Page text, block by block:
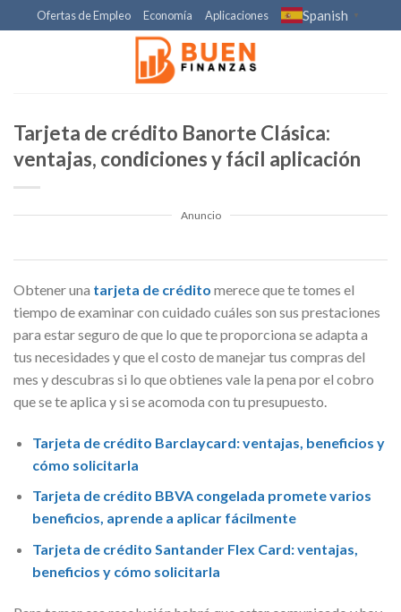
to
Ofertas de Empleo Economía Aplicaciones Spanish ▼
Tarjeta de crédito Banorte Clásica:
ventajas, condiciones y fácil aplicación
Anuncio
Obtener una tarjeta de crédito merece que te tomes el
tiempo de examinar con cuidado cuáles son sus prestaciones
para estar seguro de que lo que te proporciona se adapta a
tus necesidades y que el costo de manejar tus compras del
mes y descubras si lo que obtienes vale la pena por el cobro
que se te aplica y si se acomoda con tu presupuesto.
Tarjeta de crédito Barclaycard: ventajas, beneficios y
cómo solicitarla
Tarjeta de crédito BBVA congelada promete varios
beneficios, aprende a aplicar fácilmente
Tarjeta de crédito Santander Flex Card: ventajas,
beneficios y cómo solicitarla